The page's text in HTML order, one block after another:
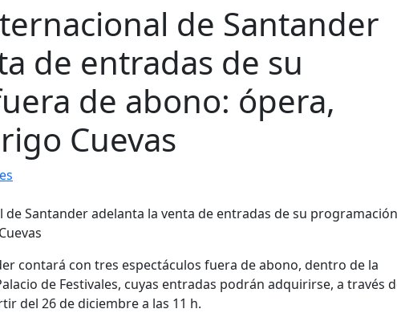
de Santander
de entradas de su
de abono: ópera,
Cuevas
contará con tres espectáculos fuera de abono, dentro de la
de Festivales, cuyas entradas podrán adquirirse, a través
del 26 de diciembre a las 11 h.